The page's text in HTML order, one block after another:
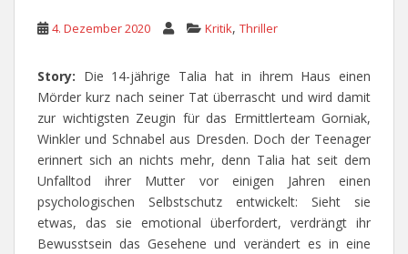
4. Dezember 2020 Kritik, Thriller
Story: Die 14-jährige Talia hat in ihrem Haus einen
Mörder kurz nach seiner Tat überrascht und wird damit
zur wichtigsten Zeugin für das Ermittlerteam Gorniak,
Winkler und Schnabel aus Dresden. Doch der Teenager
erinnert sich an nichts mehr, denn Talia hat seit dem
Unfalltod ihrer Mutter vor einigen Jahren einen
psychologischen Selbstschutz entwickelt: Sieht sie
etwas, das sie emotional überfordert, verdrängt ihr
Bewusstsein das Gesehene und verändert es in eine